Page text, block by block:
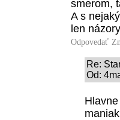
smerom,
A s
len
Odpovedať
Re:
Od: